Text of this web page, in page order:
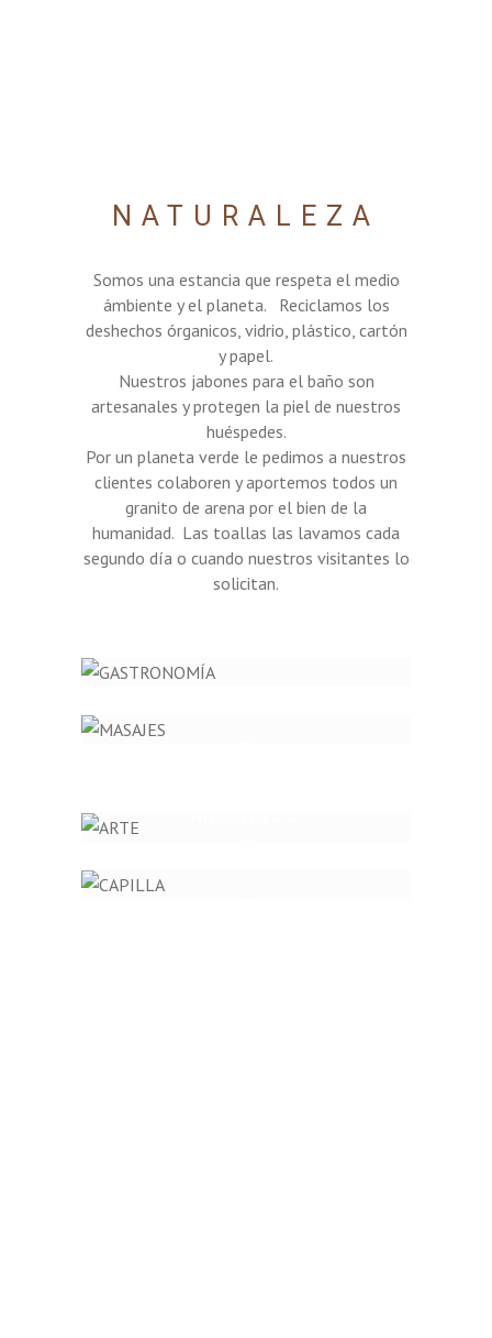
NATURALEZA
Somos una estancia que respeta el medio
ámbiente y el planeta. Reciclamos los
deshechos órganicos, vidrio, plástico, cartón
y papel.
Nuestros jabones para el baño son
artesanales y protegen la piel de nuestros
huéspedes.
Por un planeta verde le pedimos a nuestros
clientes colaboren y aportemos todos un
granito de arena por el bien de la
humanidad. Las toallas las lavamos cada
segundo día o cuando nuestros visitantes lo
solicitan.